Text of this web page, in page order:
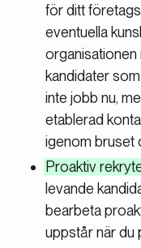
för ditt
eventuella
organisationen
kandidater
inte jobb nu,
etablerad
igenom bruset
Proaktiv
levande
bearbeta
uppstår när du